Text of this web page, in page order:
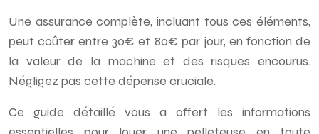
Une assurance complète, incluant tous ces éléments,
peut coûter entre 30€ et 80€ par jour, en fonction de
la valeur de la machine et des risques encourus.
Négligez pas cette dépense cruciale.
Ce guide détaillé vous a offert les informations